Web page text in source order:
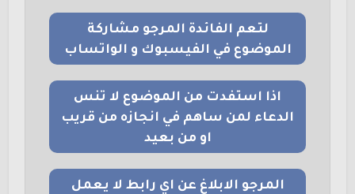
لتعم الفائدة المرجو مشاركة
الموضوع في الفيسبوك و الواتساب
اذا استفدت من الموضوع لا تنس
الدعاء لمن ساهم في انجازه من قريب
او من بعيد
المرجو الابلاغ عن اي رابط لا يعمل